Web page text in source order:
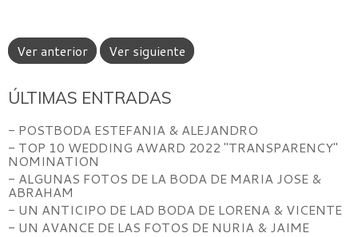
Ver anterior Ver siguiente
ÚLTIMAS ENTRADAS
- POSTBODA ESTEFANIA & ALEJANDRO
- TOP 10 WEDDING AWARD 2022 "TRANSPARENCY"
NOMINATION
- ALGUNAS FOTOS DE LA BODA DE MARIA JOSE &
ABRAHAM
- UN ANTICIPO DE LAD BODA DE LORENA & VICENTE
- UN AVANCE DE LAS FOTOS DE NURIA & JAIME